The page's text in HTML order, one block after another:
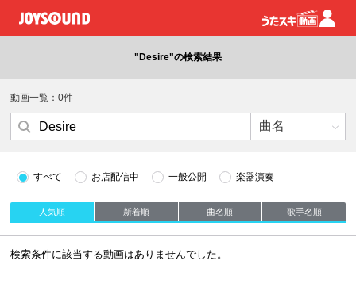
"Desire"の検索結果
動画一覧：0件
すべて お店配信中 一般公開 楽器演奏
人気順 新着順 曲名順 歌手名順
検索条件に該当する動画はありませんでした。